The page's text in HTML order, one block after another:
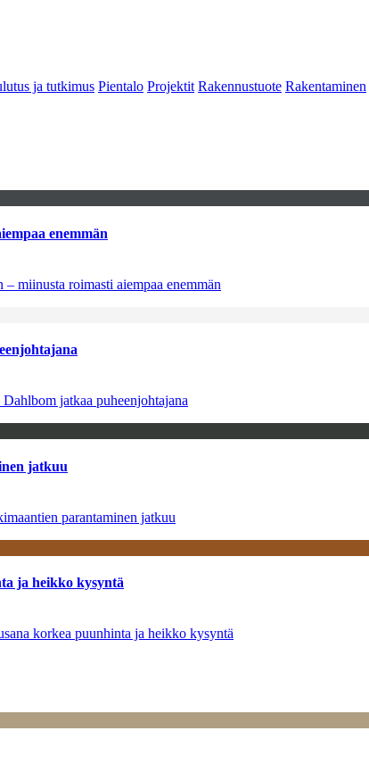
ja tutkimus Pientalo Projektit Rakennustuote Rakentaminen
enemmän
miinusta roimasti aiempaa enemmän
jatkaa puheenjohtajana
jatkuu
parantaminen jatkuu
ja heikko kysyntä
korkea puunhinta ja heikko kysyntä